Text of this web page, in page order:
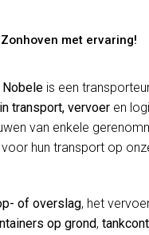
met ervaring!
is een
transport, vervoer en
van enkele
hun transport op
of overslag, het
op grond,